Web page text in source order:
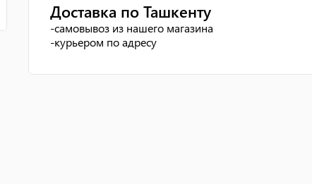
Доставка по Ташкенту
-самовывоз из нашего магазина
-курьером по адресу